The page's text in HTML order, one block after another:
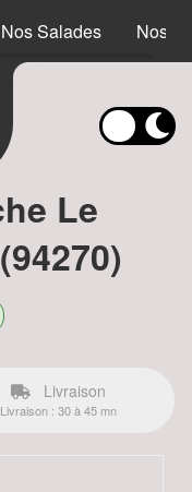
Nos Salades Nos
Le
Livraison
Livraison : 30 à 45 mn